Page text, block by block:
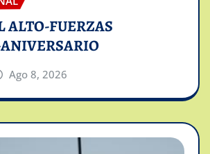
ALTO-FUERZAS
Ago 8, 2026